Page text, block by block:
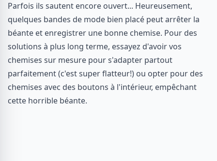
Parfois ils sautent encore ouvert... Heureusement,
quelques bandes de mode bien placé peut arrêter la
béante et enregistrer une bonne chemise. Pour des
solutions à plus long terme, essayez d'avoir vos
chemises sur mesure pour s'adapter partout
parfaitement (c'est super flatteur!) ou opter pour des
chemises avec des boutons à l'intérieur, empêchant
cette horrible béante.